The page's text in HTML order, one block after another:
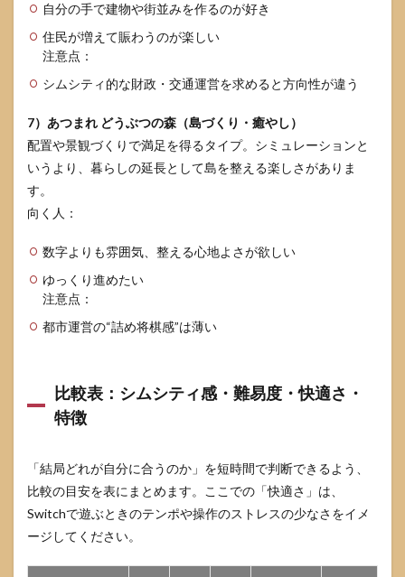
自分の手で建物や街並みを作るのが好き
住民が増えて賑わうのが楽しい
注意点：
シムシティ的な財政・交通運営を求めると方向性が違う
7）あつまれ どうぶつの森（島づくり・癒やし）
配置や景観づくりで満足を得るタイプ。シミュレーションと
いうより、暮らしの延長として島を整える楽しさがありま
す。
向く人：
数字よりも雰囲気、整える心地よさが欲しい
ゆっくり進めたい
注意点：
都市運営の“詰め将棋感”は薄い
比較表：シムシティ感・難易度・快適さ・
特徴
「結局どれが自分に合うのか」を短時間で判断できるよう、
比較の目安を表にまとめます。ここでの「快適さ」は、
Switchで遊ぶときのテンポや操作のストレスの少なさをイメ
ージしてください。